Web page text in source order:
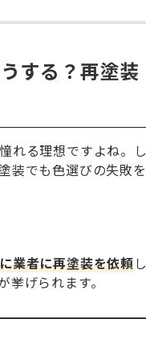
する？再塗装
れる理想ですよね。し
装でも色選びの失敗を
業者に再塗装を依頼し
げられます。